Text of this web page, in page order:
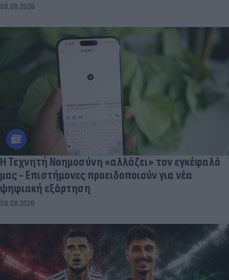
08.08.2026
Η Τεχνητή Νοημοσύνη «αλλάζει» τον εγκέφαλό
μας - Eπιστήμονες προειδοποιούν για νέα
ψηφιακή εξάρτηση
08.08.2026